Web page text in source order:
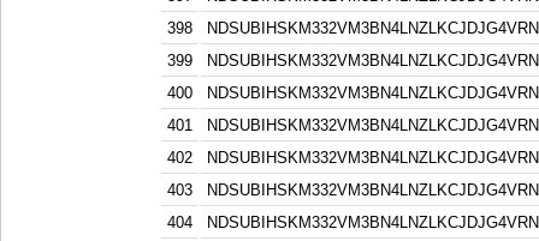
398
399
400
401
402
403
404